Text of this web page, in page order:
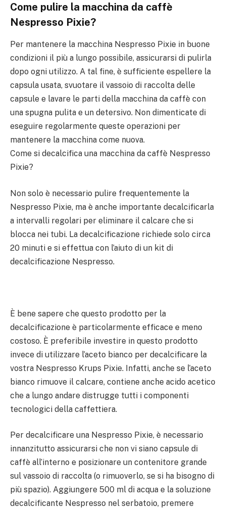
Come pulire la macchina da caffè
Nespresso Pixie?
Per mantenere la macchina Nespresso Pixie in buone
condizioni il più a lungo possibile, assicurarsi di pulirla
dopo ogni utilizzo. A tal fine, è sufficiente espellere la
capsula usata, svuotare il vassoio di raccolta delle
capsule e lavare le parti della macchina da caffè con
una spugna pulita e un detersivo. Non dimenticate di
eseguire regolarmente queste operazioni per
mantenere la macchina come nuova.
Come si decalcifica una macchina da caffè Nespresso
Pixie?
Non solo è necessario pulire frequentemente la
Nespresso Pixie, ma è anche importante decalcificarla
a intervalli regolari per eliminare il calcare che si
blocca nei tubi. La decalcificazione richiede solo circa
20 minuti e si effettua con l’aiuto di un kit di
decalcificazione Nespresso.
È bene sapere che questo prodotto per la
decalcificazione è particolarmente efficace e meno
costoso. È preferibile investire in questo prodotto
invece di utilizzare l’aceto bianco per decalcificare la
vostra Nespresso Krups Pixie. Infatti, anche se l’aceto
bianco rimuove il calcare, contiene anche acido acetico
che a lungo andare distrugge tutti i componenti
tecnologici della caffettiera.
Per decalcificare una Nespresso Pixie, è necessario
innanzitutto assicurarsi che non vi siano capsule di
caffè all’interno e posizionare un contenitore grande
sul vassoio di raccolta (o rimuoverlo, se si ha bisogno di
più spazio). Aggiungere 500 ml di acqua e la soluzione
decalcificante Nespresso nel serbatoio, premere